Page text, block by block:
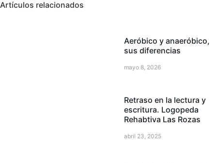
Artículos relacionados
Aeróbico y anaeróbico,
sus diferencias
mayo 8, 2026
Retraso en la lectura y
escritura. Logopeda
Rehabtiva Las Rozas
abril 23, 2025